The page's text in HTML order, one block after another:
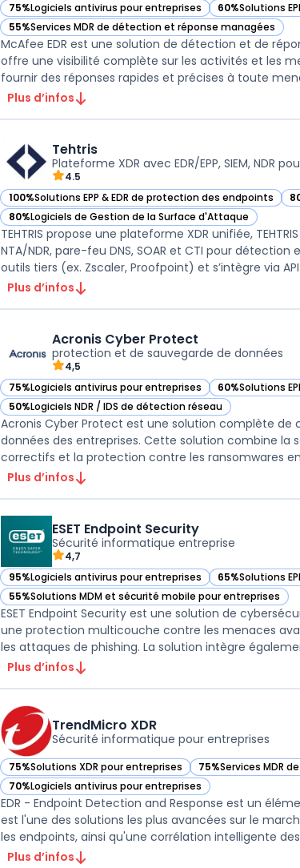
75%Logiciels antivirus pour entreprises
— voir McAfee EDR dans cette catégorie 60%Solutions
— voir McAfee
55%Services MDR de détection et réponse managées
— voir McAfee EDR dans cette catégorie
McAfee EDR est une solution de détection et de
offre une visibilité complète sur les activités et les
fournir des réponses rapides et précises à toute
Plus d’infos
Tehtris
Plateforme XDR avec EDR/EPP, SIEM, NDR
4.5
100%Solutions EPP & EDR de protection des endpoints
— voir Tehtris dans cette catégorie
—
80%Logiciels de Gestion de la Surface d'Attaque
— voir Tehtris dans cette catégorie
TEHTRIS propose une plateforme XDR unifiée,
NTA/NDR, pare-feu DNS, SOAR et CTI pour
outils tiers (ex. Zscaler, Proofpoint) et s’intègre via
Plus d’infos
Acronis Cyber Protect
protection et de sauvegarde de données
4,5
75%Logiciels antivirus pour entreprises
— voir Acronis Cyber Protect dans cette catégorie
60%Solutions
— voir Acronis
50%Logiciels NDR / IDS de détection réseau
— voir Acronis Cyber Protect dans cette catégorie
Acronis Cyber Protect est une solution complète
données des entreprises. Cette solution combine
correctifs et la protection contre les ransomwares
Plus d’infos
ESET Endpoint Security
Sécurité informatique entreprise
4,7
95%Logiciels antivirus pour entreprises
— voir ESET Endpoint Security dans cette catégorie
65%Solutions
— voir ESET
55%Solutions MDM et sécurité mobile pour entreprises
— voir ESET Endpoint Security dans cette catégorie
ESET Endpoint Security est une solution de
une protection multicouche contre les menaces
Plus d’infos
TrendMicro XDR
Sécurité informatique pour entreprises
75%Solutions XDR pour entreprises
— voir TrendMicro XDR dans cette catégorie
75%Services MDR
— voir TrendMicro
70%Logiciels antivirus pour entreprises
— voir TrendMicro XDR dans cette catégorie
EDR - Endpoint Detection and Response est un
est l'une des solutions les plus avancées sur le
Plus d’infos